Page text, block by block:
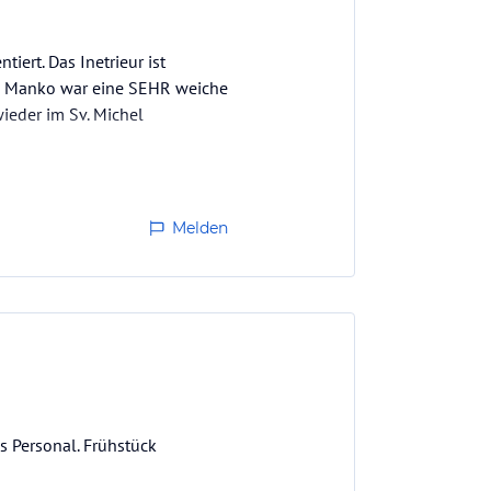
Das Inetrieur ist
war eine SEHR weiche
im Sv. Michel
Melden
Personal. Frühstück